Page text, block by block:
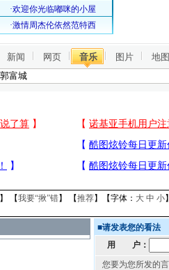
新闻 网页 音乐 图片 地图
】 【我要“揪”错】 【推荐】【字体： 大 中 小
■请发表您的看法
用 户：
您要为您所发的